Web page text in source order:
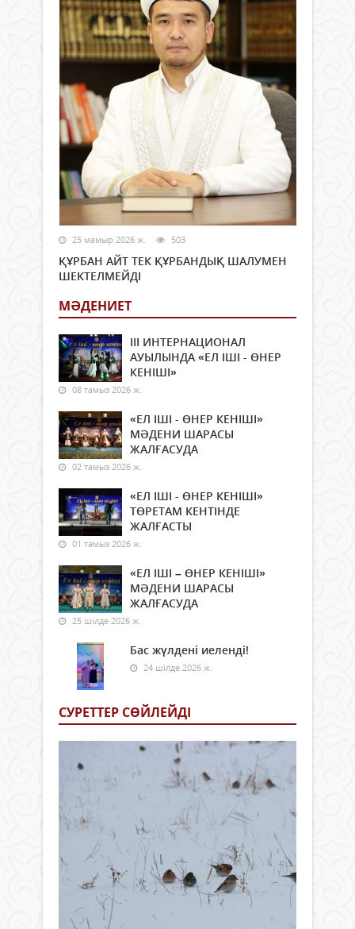
25 мамыр 2026 ж. 503
ҚҰРБАН АЙТ ТЕК ҚҰРБАНДЫҚ ШАЛУМЕН
ШЕКТЕЛМЕЙДІ
МӘДЕНИЕТ
ІІІ ИНТЕРНАЦИОНАЛ
АУЫЛЫНДА «ЕЛ ІШІ - ӨНЕР
КЕНІШІ»
08 тамыз 2026 ж.
«ЕЛ ІШІ - ӨНЕР КЕНІШІ»
МӘДЕНИ ШАРАСЫ
ЖАЛҒАСУДА
02 тамыз 2026 ж.
«ЕЛ ІШІ - ӨНЕР КЕНІШІ»
ТӨРЕТАМ КЕНТІНДЕ
ЖАЛҒАСТЫ
01 тамыз 2026 ж.
«ЕЛ ІШІ – ӨНЕР КЕНІШІ»
МӘДЕНИ ШАРАСЫ
ЖАЛҒАСУДА
25 шілде 2026 ж.
Бас жүлдені иеленді!
24 шілде 2026 ж.
СУРЕТТЕР СӨЙЛЕЙДI